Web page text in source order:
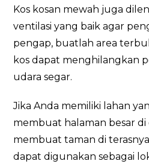
Kos kosan mewah juga
ventilasi yang baik agar
pengap, buatlah area
kos dapat menghilangkan
udara segar.
Jika Anda memiliki lahan
membuat halaman besar di
membuat taman di
dapat digunakan sebagai